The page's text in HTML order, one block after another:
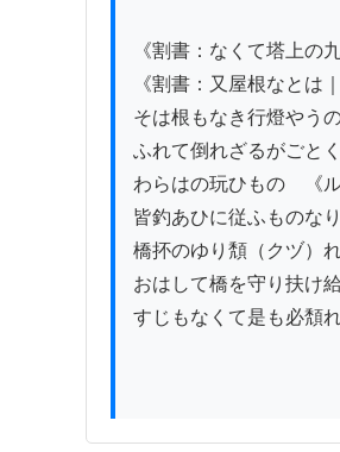
《割書：なくて塔上の
《割書：又屋根なとは
そは根もなき行燈やう
ふれて倒れざるがごと
わらはの玩ひものゝ《
皆釣あひに従ふものな
橋抔のゆり頽（クヅ）
おはして橋を守り扶け
すじもなくて是も必頽